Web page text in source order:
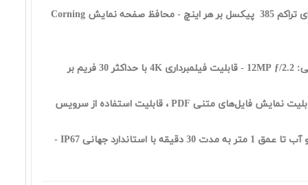
Samsung Galaxy A17 8 256 4G
Corning
دوربین سلفی: 12MP ƒ/2.2 - قابلیت فیلمبرداری 4K با حداکثر 30 فریم بر
پشتیبانی از زبان فارسی - امکاناتی نظیر ايميل ، مرورگر ، قابليت نمايش اسناد مايکروسافت آفيس ، قابليت نمايش فايل‌های متنی PDF ، قابليت استفاده از سرويس
باتری با ظرفیت 5000 میلی‌آمپر ساعت - دارای حسگر اثر انگشت زیر صفحه نمایش - امکان شارژ سریع - مقاوم در برابر گرد و غبار و آب تا عمق 1 متر به مدت 30 دقیقه با استاندارد جهانی IP67 -